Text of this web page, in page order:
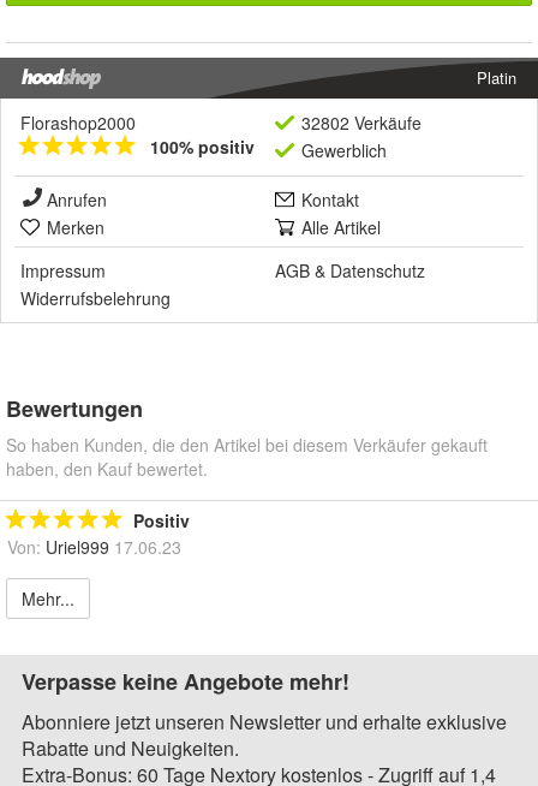
Platin
Florashop2000
100% positiv
32802 Verkäufe
Gewerblich
Anrufen
Kontakt
Merken
Alle Artikel
Impressum
AGB & Datenschutz
Widerrufsbelehrung
Bewertungen
So haben Kunden, die den Artikel bei diesem Verkäufer gekauft
haben, den Kauf bewertet.
Positiv
Von: Uriel999 17.06.23
Mehr...
Verpasse keine Angebote mehr!
Abonniere jetzt unseren Newsletter und erhalte exklusive
Rabatte und Neuigkeiten.
Extra-Bonus: 60 Tage Nextory kostenlos - Zugriff auf 1,4